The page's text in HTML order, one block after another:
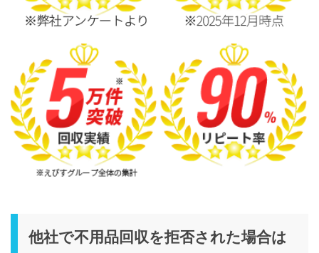
他社で不用品回収を拒否された場合は